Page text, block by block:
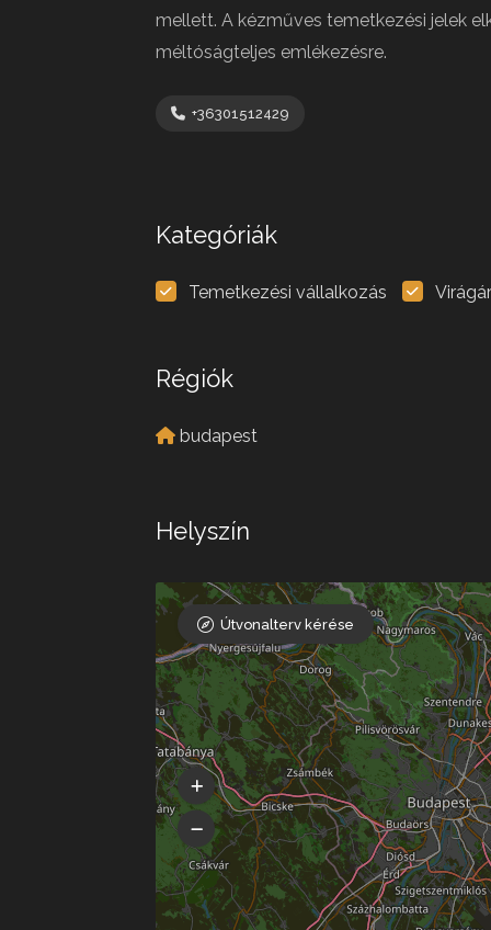
mellett. A kézműves temetkezési jelek
méltóságteljes emlékezésre.
+36301512429
Kategóriák
Temetkezési vállalkozás
Régiók
budapest
Helyszín
Útvonalterv kérése